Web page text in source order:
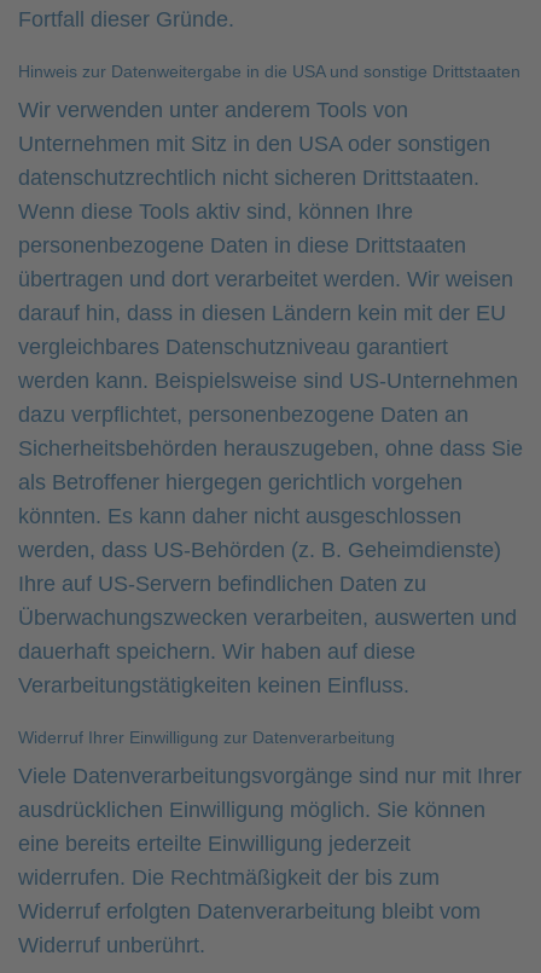
Fortfall dieser Gründe.
Hinweis zur Datenweitergabe in die USA und sonstige Drittstaaten
Wir verwenden unter anderem Tools von
Unternehmen mit Sitz in den USA oder sonstigen
datenschutzrechtlich nicht sicheren Drittstaaten.
Wenn diese Tools aktiv sind, können Ihre
personenbezogene Daten in diese Drittstaaten
übertragen und dort verarbeitet werden. Wir weisen
darauf hin, dass in diesen Ländern kein mit der EU
vergleichbares Datenschutzniveau garantiert
werden kann. Beispielsweise sind US-Unternehmen
dazu verpflichtet, personenbezogene Daten an
Sicherheitsbehörden herauszugeben, ohne dass Sie
als Betroffener hiergegen gerichtlich vorgehen
könnten. Es kann daher nicht ausgeschlossen
werden, dass US-Behörden (z. B. Geheimdienste)
Ihre auf US-Servern befindlichen Daten zu
Überwachungszwecken verarbeiten, auswerten und
dauerhaft speichern. Wir haben auf diese
Verarbeitungstätigkeiten keinen Einfluss.
Widerruf Ihrer Einwilligung zur Datenverarbeitung
Viele Datenverarbeitungsvorgänge sind nur mit Ihrer
ausdrücklichen Einwilligung möglich. Sie können
eine bereits erteilte Einwilligung jederzeit
widerrufen. Die Rechtmäßigkeit der bis zum
Widerruf erfolgten Datenverarbeitung bleibt vom
Widerruf unberührt.